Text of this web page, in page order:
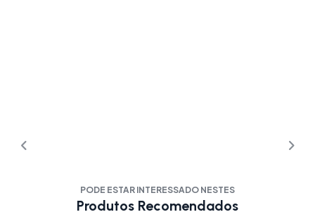
PODE ESTAR INTERESSADO NESTES
Produtos Recomendados